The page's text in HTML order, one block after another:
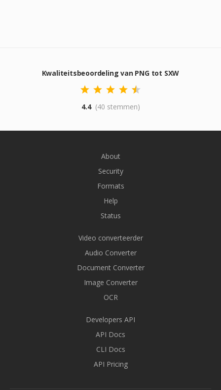
Kwaliteitsbeoordeling van PNG tot SXW
4.4 (40 stemmen)
About
Security
Formats
Help
Status
Video converteerder
Audio Converter
Document Converter
Image Converter
OCR
Developers API
API Docs
CLI Docs
API Pricing